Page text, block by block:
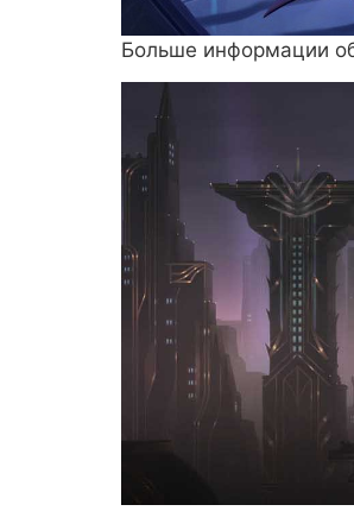
Больше информации